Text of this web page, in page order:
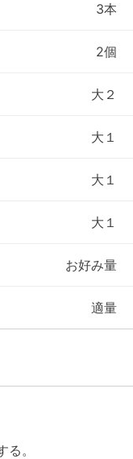
3本
2個
大２
大１
大１
大１
お好み量
適量
。